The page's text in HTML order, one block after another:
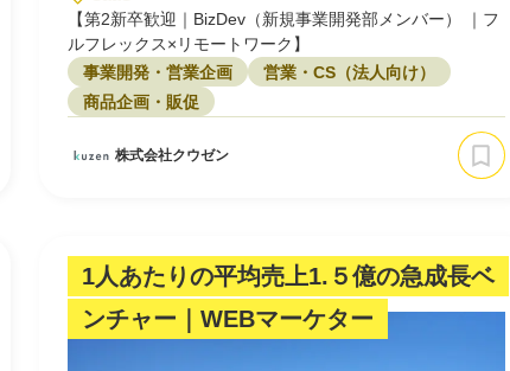
【第2新卒歓迎｜BizDev（新規事業開発部メンバー） ｜フ
ルフレックス×リモートワーク】
事業開発・営業企画
営業・CS（法人向け）
商品企画・販促
株式会社クウゼン
1人あたりの平均売上1.５億の急成長ベ
ンチャー｜WEBマーケター